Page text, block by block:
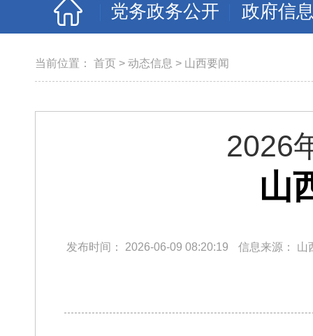
党务政务公开 政府信
当前位置： 首页 > 动态信息 > 山西要闻
2026
山
发布时间： 2026-06-09 08:20:19 信息来源： 山